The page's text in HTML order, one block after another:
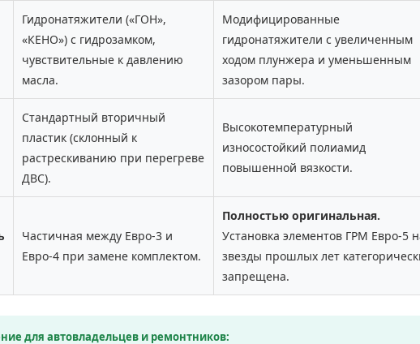
Гидронатяжители («ГОН»,
«КЕНО») с гидрозамком,
чувствительные к давлению
масла.
Модифицированные
гидронатяжители с увеличенным
ходом плунжера и уменьшенным
зазором пары.
Стандартный вторичный
пластик (склонный к
растрескиванию при перегреве
ДВС).
Высокотемпературный
износостойкий полиамид
повышенной вязкости.
Частичная между Евро-3 и
Евро-4 при замене комплектом.
Полностью оригинальная.
Установка элементов ГРМ Евро-5
звезды прошлых лет
запрещена.
для автовладельцев и ремонтников: